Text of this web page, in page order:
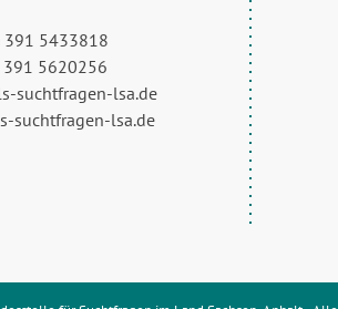
391 5433818
391 5620256
suchtfragen-lsa.de
suchtfragen-lsa.de